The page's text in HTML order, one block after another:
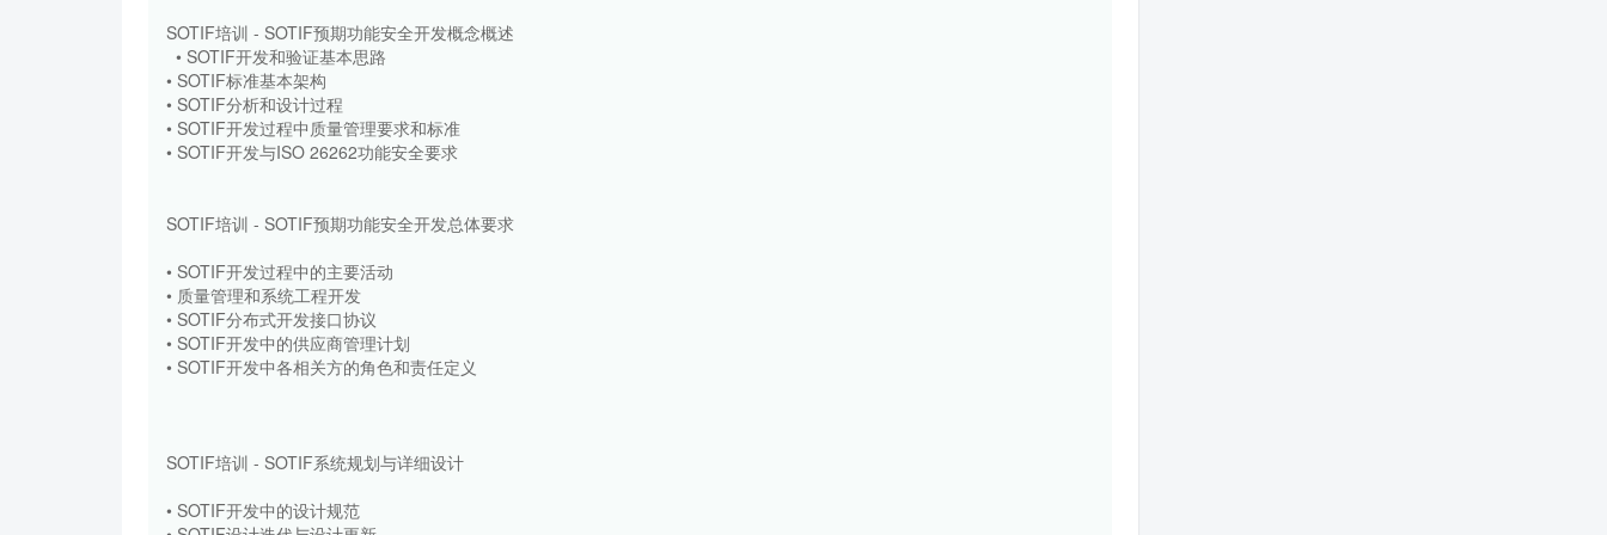
SOTIF培训 - SOTIF预期功能安全开发概念概述
• SOTIF开发和验证基本思路
• SOTIF标准基本架构
• SOTIF分析和设计过程
• SOTIF开发过程中质量管理要求和标准
• SOTIF开发与ISO 26262功能安全要求
SOTIF培训 - SOTIF预期功能安全开发总体要求
• SOTIF开发过程中的主要活动
• 质量管理和系统工程开发
• SOTIF分布式开发接口协议
• SOTIF开发中的供应商管理计划
• SOTIF开发中各相关方的角色和责任定义
SOTIF培训 - SOTIF系统规划与详细设计
• SOTIF开发中的设计规范